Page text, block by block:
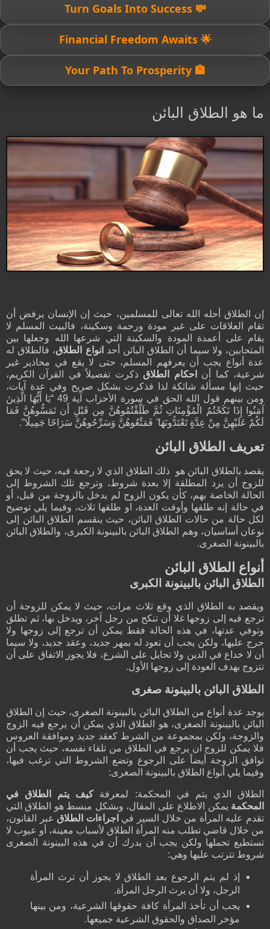
💸 Turn Goals Into Success
🌟 Financial Freedom Awaits
🏦 Your Path To Prosperity
ما هو الطلاق البائن
إن الطلاق أحله الله تعالى للمسلمين، حيث إن الإنسان يرفض أن
تقام العلاقات على غير مودة ورحمة وسكينة، فالبيت المسلم لا
يقام على أعمدة المودة والسكينة التي شرعها الله وجعلها بين
المتحابين، ولا سيما أن الطلاق البائن أحد انواع الطلاق، فالطلاق له
عدة أنواع يجب أن يعرفهم المسلم، حتى لا يقع في محاذير غير
شرعية، كما أن
احكام الطلاق ذكرت تفصيلاً في القرآن الكريم،
حيث إنها مسألة شائكة لذا فذكرت بشكل صريح وفي عدة آيات،
ومن بينهم قول الله الحق في سورة الأحزاب آية 49 “يَا أَيُّهَا الَّذِينَ
آمَنُوا إِذَا نَكَحْتُمُ الْمُؤْمِنَاتِ ثُمَّ طَلَّقْتُمُوهُنَّ مِن قَبْلِ أَن تَمَسُّوهُنَّ فَمَا
لَكُمْ عَلَيْهِنَّ مِنْ عِدَّةٍ تَعْتَدُّونَهَا ۖ فَمَتِّعُوهُنَّ وَسَرِّحُوهُنَّ سَرَاحًا جَمِيلًا”.
تعريف الطلاق البائن
يقصد بالطلاق البائن هو ذلك الطلاق الذي لا رجعة فيه، حيث لا يحق
للزوج أن يرد المطلقة إلا بعدة شروط، وترجع تلك الشروط إلى
الحالة الخاصة بهم، كأن يكون الزوج لم يدخل بالزوجة من قبل، أو
في حالة إنه طلقها وأوفت العدة، او طلقها ثلاث، وفيما يلي توضيح
لكل حالة من حالات الطلاق البائن، حيث ينقسم الطلاق البائن إلى
نوعان أساسيان، وهم الطلاق البائن بالبينونة الكبرى، والطلاق البائن
بالبينونة الصغرى.
أنواع الطلاق البائن
الطلاق البائن بالبينونة الكبرى
ويقصد به الطلاق الذي وقع ثلاث مرات، حيث لا يمكن للزوجة أن
ترجع فيه إلى زوجها غلا أن تنكح من رجل آخر، ويدخل بها، ثم تطلق
وتوفي عدتها، في هذه الحالة فقط يمكن أن ترجع إلى زوجها ولا
حرج عليها، ولكن يجب أن تعود له بمهر جديد، وعقد جديد، ولا سيما
أن لا خداع في الدين ولا تحايل على الشرع، فلا يجوز الاتفاق على أن
تتزوج بهدف العودة إلى زوجها الأول.
الطلاق البائن بالبينونة صغرى
يوجد عدة أنواع من الطلاق البائن بالبينونة الصغرى، حيث إن الطلاق
البائن بالبينونة الصغرى، هو الطلاق الذي يمكن أن يرجع فيه الزوج
والزوجة، ولكن بمجموعة من الشرط كعقد جديد وموافقة العروس
فلا يمكن للزوج ان يرجع في الطلاق من تلقاء نفسه، حيث يجب أن
توافق الزوجة أيضاً على الرجوع وتضع الشروط التي ترغب فيها،
وفيما يلي أنواع الطلاق بالبينونة الصغرى:
الطلاق الذي يتم في المحكمة: لمعرفةكيف يتم الطلاق في
المحكمة يمكن الاطلاع على المقال، وبشكل مبسط هو الطلاق التي
تقدم عليه المرأة من خلال السير في اجراءات الطلاق عبر القانون،
من خلال قاضي تطلب منه المرأة الطلاق لأسباب معينة، أو عيوب لا
تستطيع تحملها ولكن يجب أن يدرك أن في هذه البينونة الصغرى
شروط تترتب عليها وهي:
إذ لم يتم الرجوع بعد الطلاق لا يجوز أن ترث المرأة
الرجل، ولا أن يرث الرجل المرأة.
يجب أن تأخذ المرأة كافة حقوقها الشرعية، ومن بينها
مؤخر الصداق والحقوق الشرعية جميعها.